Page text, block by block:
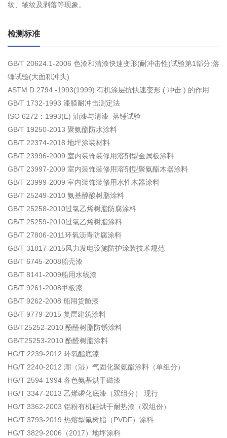
纹、皱纹及剥落等现象。
检测标准
GB/T 20624.1-2006 色漆和清漆快速变形(耐冲击性)试验第1部分:落
锤试验(大面积冲头)
ASTM D 2794 -1993(1999) 有机涂层抗快速变形 ( 冲击 ) 的作用
GB/T 1732-1993 漆膜耐冲击测定法
ISO 6272：1993(E) 油漆与清漆 落锤试验
GB/T 19250-2013 聚氨酯防水涂料
GB/T 22374-2018 地坪涂装材料
GB/T 23996-2009 室内装饰装修用溶剂型金属板涂料
GB/T 23997-2009 室内装饰装修用溶剂型聚氨酯木器涂料
GB/T 23999-2009 室内装饰装修用水性木器涂料
GB/T 25249-2010 氨基醇酸树脂涂料
GB/T 25258-2010过氯乙烯树脂防腐涂料
GB/T 25259-2010过氯乙烯树脂涂料
GB/T 27806-2011环氧沥青防腐涂料
GB/T 31817-2015风力发电设施防护涂装技术规范
GB/T 6745-2008船壳漆
GB/T 8141-2009船用水线漆
GB/T 9261-2008甲板漆
GB/T 9262-2008 船用货舱漆
GB/T 9779-2015 复层建筑涂料
GB/T25252-2010 酚醛树脂防锈涂料
GB/T25253-2010 酚醛树脂涂料
HG/T 2239-2012 环氧酯底漆
HG/T 2240-2012 潮（湿）气固化聚氨酯涂料（单组分）
HG/T 2594-1994 各色氨基烘干磁漆
HG/T 3347-2013 乙烯磷化底漆（双组分） 现行
HG/T 3362-2003 铝粉有机硅烘干耐热漆（双组份）
HG/T 3793-2019 热熔型氟树脂（PVDF）涂料
HG/T 3829-2006（2017）地坪涂料